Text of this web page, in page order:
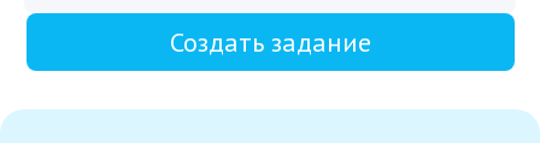
Создать задание